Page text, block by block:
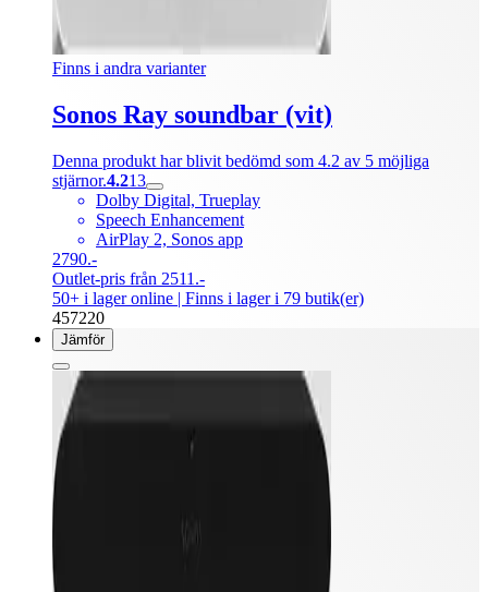
Finns i andra varianter
Sonos Ray soundbar (vit)
Denna produkt har blivit bedömd som 4.2 av 5 möjliga
stjärnor.4.213
Dolby Digital, Trueplay
Speech Enhancement
AirPlay 2, Sonos app
2790.-
Outlet-pris från 2511.-
50+ i lager online | Finns i lager i 79 butik(er)
457220
Jämför